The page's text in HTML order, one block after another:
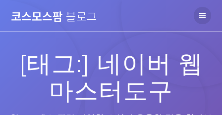
코스모스팜 블로그
[태그:] 네이버 웹
마스터도구